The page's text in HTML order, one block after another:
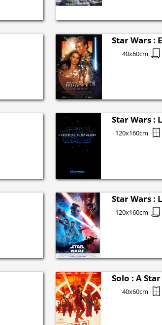
Star Wars :
40x60cm
Star Wars :
120x160cm
Star Wars :
120x160cm
Solo : A
40x60cm